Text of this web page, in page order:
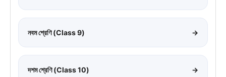
নবম শ্রেণি (Class 9) →
দশম শ্রেণি (Class 10) →